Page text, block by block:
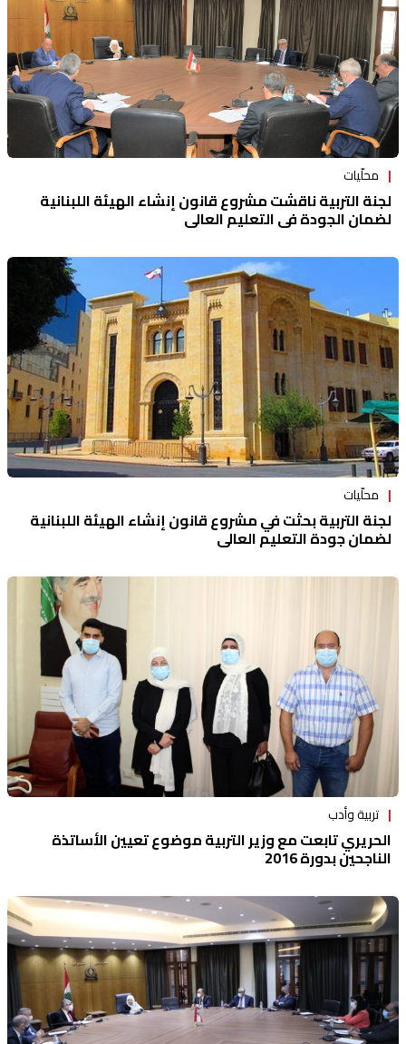
محلّيات
لجنة التربية ناقشت مشروع قانون إنشاء الهيئة اللبنانية
لضمان الجودة في التعليم العالي
محلّيات
لجنة التربية بحثت في مشروع قانون إنشاء الهيئة اللبنانية
لضمان جودة التعليم العالي
تربية وأدب
الحريري تابعت مع وزير التربية موضوع تعيين الأساتذة
الناجحين بدورة 2016